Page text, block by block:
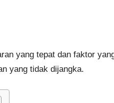
yang tepat dan faktor
yang tidak dijangka.